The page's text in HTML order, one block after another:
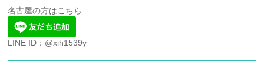
名古屋の方はこちら
LINE ID：@xih1539y